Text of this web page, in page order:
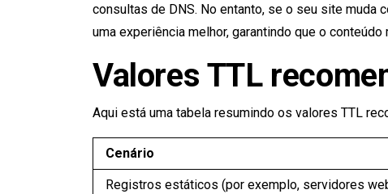
consultas de DNS. No entanto, se o seu site muda
uma experiência melhor, garantindo que o
Valores TTL
Aqui está uma tabela resumindo os valores TTL
Cenário
Registros estáticos (por exemplo, servidores